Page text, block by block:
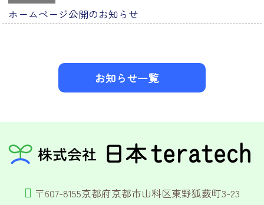
ホームページ公開のお知らせ
お知らせ一覧
〒607-8155京都府京都市山科区東野狐薮町3-23